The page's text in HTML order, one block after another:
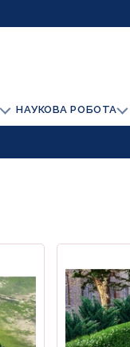
НАУКОВА РОБОТА